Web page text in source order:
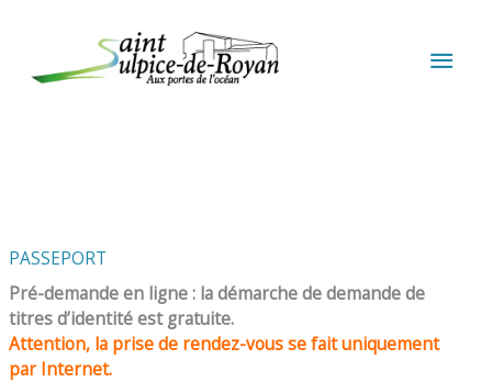
PASSEPORT
Pré-demande en ligne : la démarche de demande de
titres d’identité est gratuite.
Attention, la prise de rendez-vous se fait uniquement
par Internet.